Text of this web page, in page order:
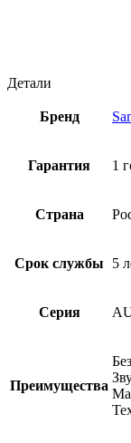
Детали
Бренд
Гарантия 1
Страна
Срок службы 5
Серия
Преимущества